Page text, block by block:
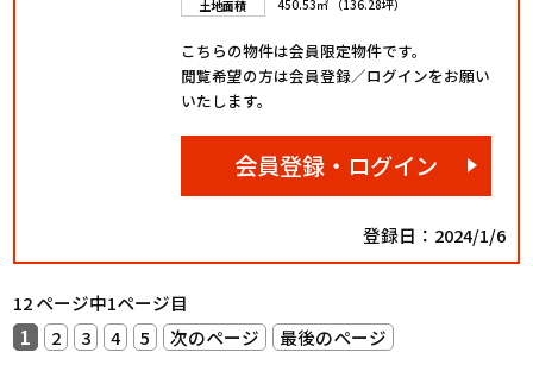
土地面積
450.53㎡ （136.28坪）
こちらの物件は会員限定物件です。
閲覧希望の方は会員登録／ログインをお願い
いたします。
会員登録・ログイン
登録日：2024/1/6
12 ページ中1ページ目
1
2 3 4 5 次のページ 最後のページ